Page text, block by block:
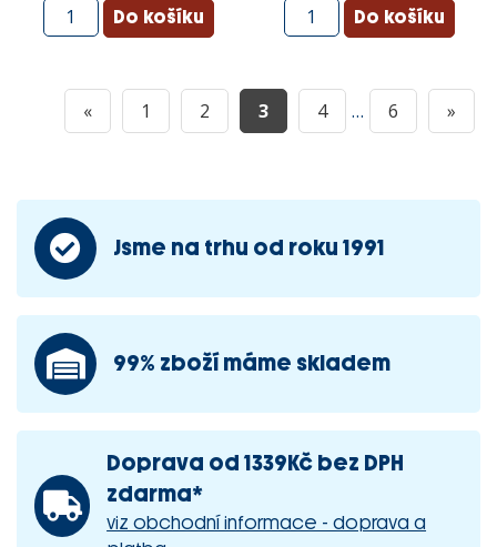
« 1 2 3 4 … 6 »
Jsme na trhu od roku 1991
99% zboží máme skladem
Doprava od 1339Kč bez DPH
zdarma*
viz obchodní informace - doprava a